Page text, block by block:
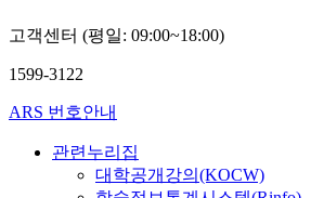
고객센터 (평일: 09:00~18:00)
1599-3122
ARS 번호안내
관련누리집
대학공개강의(KOCW)